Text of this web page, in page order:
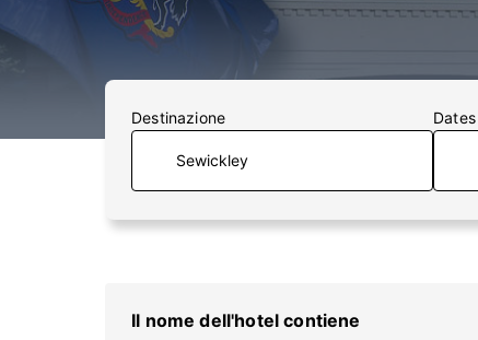
Destinazione Dates
Il nome dell'hotel contiene